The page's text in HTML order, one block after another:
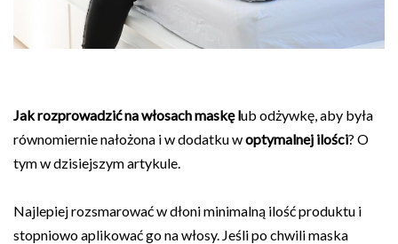
Jak rozprowadzić na włosach maskę lub odżywkę, aby była
równomiernie nałożona i w dodatku woptymalnej ilości? O
tym w dzisiejszym artykule.
Najlepiej rozsmarować w dłoni minimalną ilość produktu i
stopniowo aplikować go na włosy. Jeśli po chwili maska